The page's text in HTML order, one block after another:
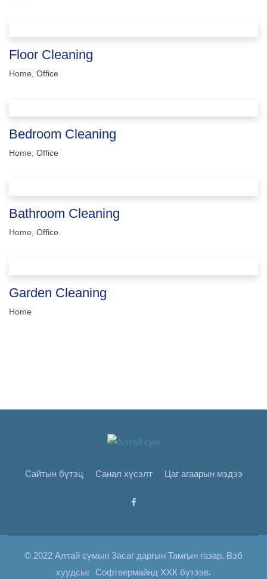
Floor Cleaning
Home Office
Bedroom Cleaning
Home Office
Bathroom Cleaning
Home Office
Garden Cleaning
Home
Сайтын бүтэц Санал хүсэлт Цаг агаарын мэдээ
© 2022 Алтай сумын Засаг даргын Тамгын газар. Вэб
хуудсыг Софтвермайнд ХХК бүтээв.